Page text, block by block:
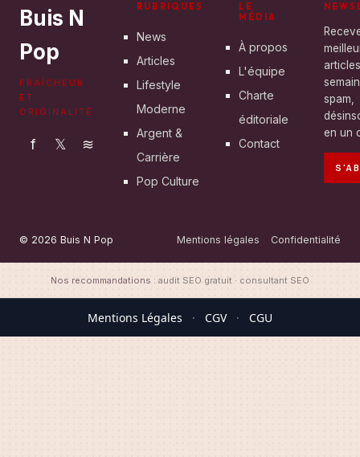
Buis N
Pop
FRAÎCHEUR
ET
ORIGINALITÉ
f 𝕏 ≋
RUBRIQUES
News
Articles
Lifestyle
Moderne
Argent &
Carrière
Pop Culture
LE
MÉDIA
À propos
L'équipe
Charte
éditoriale
Contact
spam,
en un
© 2026 Buis N Pop Mentions légales Confidentialité
Nos recommandations : audit SEO gratuit · consultant SEO
Mentions Légales · CGV · CGU